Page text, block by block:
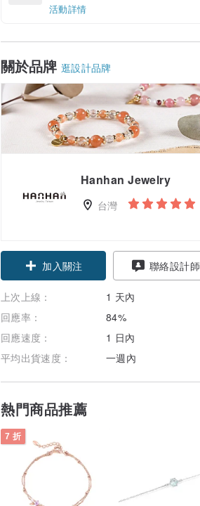
活動詳情
關於品牌 逛設計品牌
Hanhan Jewelry
台灣
加入關注 聯絡設計師
上次上線：
1 天內
回應率：
84%
回應速度：
1 日內
平均出貨速度：
一週內
熱門商品推薦
7 折